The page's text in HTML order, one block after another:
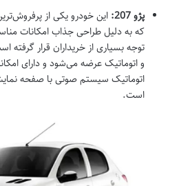
پژو 207:
این خودرو یکی از
که به دلیل طراحی جذاب امکانات
و اتوماتیک عرضه می‌شود و دارای
اتوماتیک سیستم صوتی با صفحه
است.